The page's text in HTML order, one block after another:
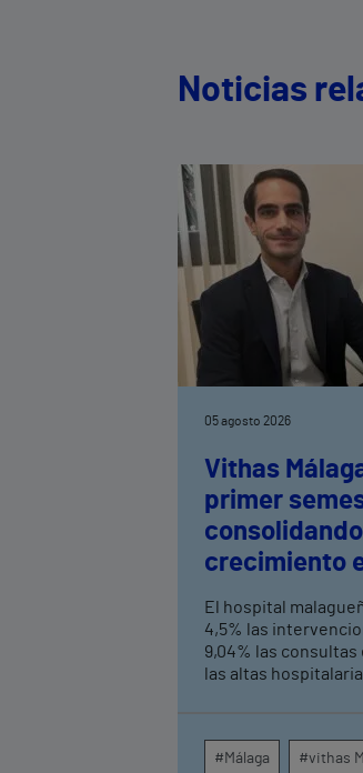
Noticias
05 agosto 2026
Vithas
primer
crecimiento
altas
El hospital
4,5% las
9,04% las consultas
las altas
centros médicos de
provincia dispara un
#Málaga #vithas